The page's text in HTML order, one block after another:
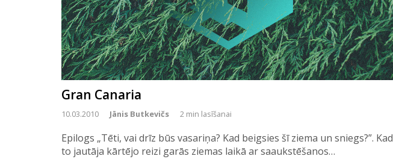
Gran Canaria
10.03.2010 Jānis Butkevičs 2 min lasīšanai
Epilogs „Tēti, vai drīz būs vasariņa? Kad beigsies šī ziema un sniegs?”. Kad
to jautāja kārtējo reizi garās ziemas laikā ar saaukstēšanos…